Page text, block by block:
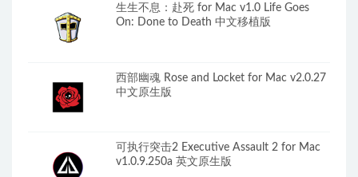
生生不息：赴死 for Mac v1.0 Life Goes
On: Done to Death 中文移植版
西部幽魂 Rose and Locket for Mac v2.0.27
中文原生版
可执行突击2 Executive Assault 2 for Mac
v1.0.9.250a 英文原生版